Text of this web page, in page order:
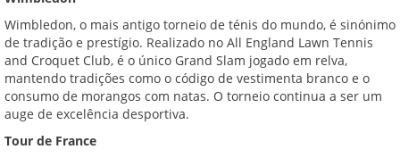
Wimbledon, o mais antigo torneio de ténis do mundo, é sinónimo
de tradição e prestígio. Realizado no All England Lawn Tennis
and Croquet Club, é o único Grand Slam jogado em relva,
mantendo tradições como o código de vestimenta branco e o
consumo de morangos com natas. O torneio continua a ser um
auge de excelência desportiva.
Tour de France